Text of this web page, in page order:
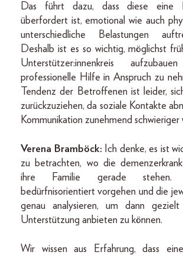
Das führt dazu, dass diese eine
überfordert ist, emotional wie auch
unterschiedliche Belastungen
Deshalb ist es so wichtig, möglichst
Unterstützer:innenkreis
professionelle Hilfe in Anspruch zu
Tendenz der Betroffenen ist leider,
zurückzuziehen, da soziale Kontakte
Kommunikation zunehmend schwieriger
Verena Bramböck: Ich denke, es ist
zu betrachten, wo die
ihre Familie gerade stehen.
bedürfnisorientiert vorgehen und die
genau analysieren, um dann
Unterstützung anbieten zu können.
Wir wissen aus Erfahrung, dass